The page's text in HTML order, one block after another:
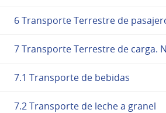
6 Transporte Terrestre de
7 Transporte Terrestre de carga.
7.1 Transporte de bebidas
7.2 Transporte de leche a granel